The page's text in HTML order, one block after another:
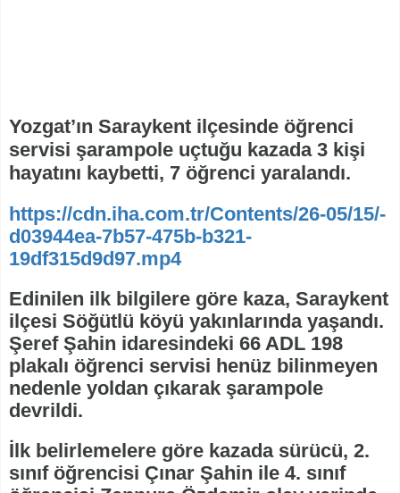
Yozgat’ın Saraykent ilçesinde öğrenci
servisi şarampole uçtuğu kazada 3 kişi
hayatını kaybetti, 7 öğrenci yaralandı.
https://cdn.iha.com.tr/Contents/26-05/15/-
d03944ea-7b57-475b-b321-
19df315d9d97.mp4
Edinilen ilk bilgilere göre kaza, Saraykent
ilçesi Söğütlü köyü yakınlarında yaşandı.
Şeref Şahin idaresindeki 66 ADL 198
plakalı öğrenci servisi henüz bilinmeyen
nedenle yoldan çıkarak şarampole
devrildi.
İlk belirlemelere göre kazada sürücü, 2.
sınıf öğrencisi Çınar Şahin ile 4. sınıf